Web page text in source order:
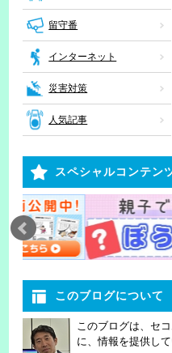
留守番
インターネット
災害対策
人気記事
スペシャルコンテン
このブログについて
このブログは、セ
に、情報を提供して